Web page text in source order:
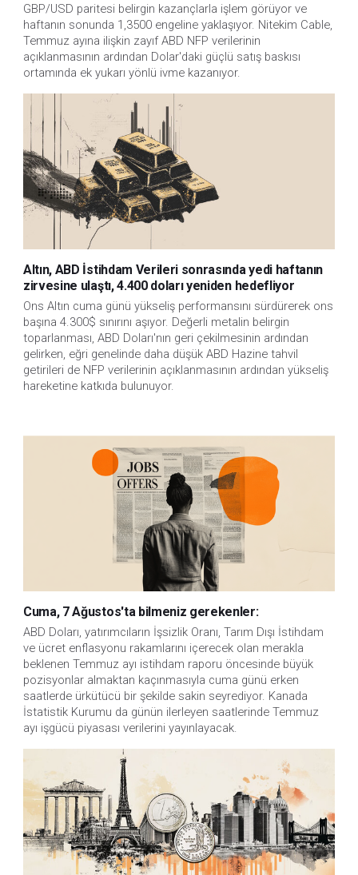
GBP/USD paritesi belirgin kazançlarla işlem görüyor ve
haftanın sonunda 1,3500 engeline yaklaşıyor. Nitekim Cable,
Temmuz ayına ilişkin zayıf ABD NFP verilerinin
açıklanmasının ardından Dolar'daki güçlü satış baskısı
ortamında ek yukarı yönlü ivme kazanıyor.
Altın, ABD İstihdam Verileri sonrasında yedi haftanın
zirvesine ulaştı, 4.400 doları yeniden hedefliyor
Ons Altın cuma günü yükseliş performansını sürdürerek ons
başına 4.300$ sınırını aşıyor. Değerli metalin belirgin
toparlanması, ABD Doları'nın geri çekilmesinin ardından
gelirken, eğri genelinde daha düşük ABD Hazine tahvil
getirileri de NFP verilerinin açıklanmasının ardından yükseliş
hareketine katkıda bulunuyor.
Cuma, 7 Ağustos'ta bilmeniz gerekenler:
ABD Doları, yatırımcıların İşsizlik Oranı, Tarım Dışı İstihdam
ve ücret enflasyonu rakamlarını içerecek olan merakla
beklenen Temmuz ayı istihdam raporu öncesinde büyük
pozisyonlar almaktan kaçınmasıyla cuma günü erken
saatlerde ürkütücü bir şekilde sakin seyrediyor. Kanada
İstatistik Kurumu da günün ilerleyen saatlerinde Temmuz
ayı işgücü piyasası verilerini yayınlayacak.